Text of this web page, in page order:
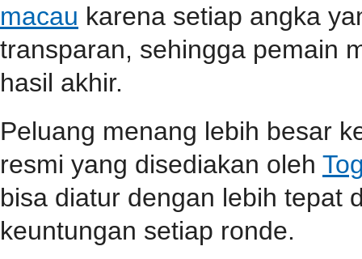
macau karena setiap angka
transparan, sehingga pemain
hasil akhir.
Peluang menang lebih besar
resmi yang disediakan oleh
bisa diatur dengan lebih tepat
keuntungan setiap ronde.